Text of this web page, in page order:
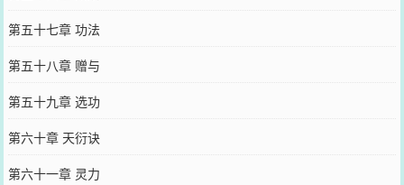
第五十七章 功法
第五十八章 赠与
第五十九章 选功
第六十章 天衍诀
第六十一章 灵力